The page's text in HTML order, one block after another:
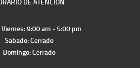
DE ATENCIÓN
9:00 am - 5:00 pm
Sabado: Cerrado
Domingo: Cerrado